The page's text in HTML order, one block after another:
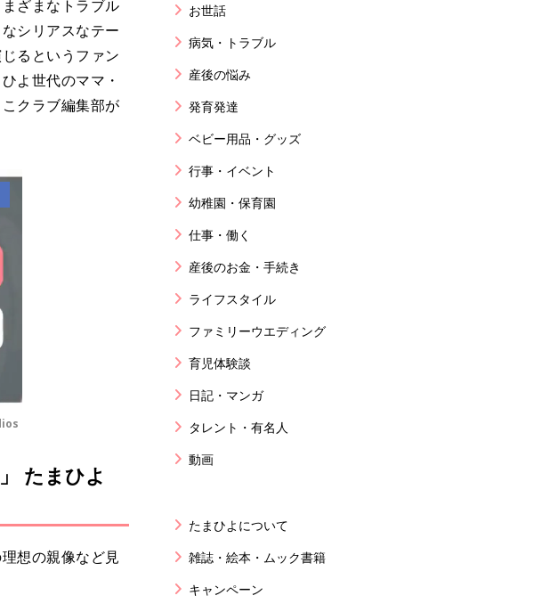
ざまなトラブル
シリアスなテー
るというファン
よ世代のママ・
クラブ編集部が
たまひよ
想の親像など見
お世話
病気・トラブル
産後の悩み
発育発達
ベビー用品・グッズ
行事・イベント
幼稚園・保育園
仕事・働く
産後のお金・手続き
ライフスタイル
ファミリーウエディング
育児体験談
日記・マンガ
タレント・有名人
動画
たまひよについて
雑誌・絵本・ムック書籍
キャンペーン